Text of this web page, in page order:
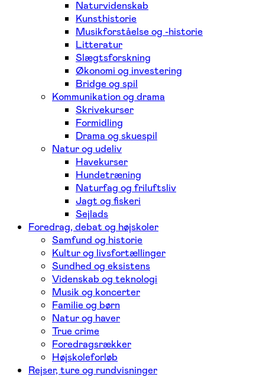
Naturvidenskab
Kunsthistorie
Musikforståelse og -historie
Litteratur
Slægtsforskning
Økonomi og investering
Bridge og spil
Kommunikation og drama
Skrivekurser
Formidling
Drama og skuespil
Natur og udeliv
Havekurser
Hundetræning
Naturfag og friluftsliv
Jagt og fiskeri
Sejlads
Foredrag, debat og højskoler
Samfund og historie
Kultur og livsfortællinger
Sundhed og eksistens
Videnskab og teknologi
Musik og koncerter
Familie og børn
Natur og haver
True crime
Foredragsrækker
Højskoleforløb
Rejser, ture og rundvisninger